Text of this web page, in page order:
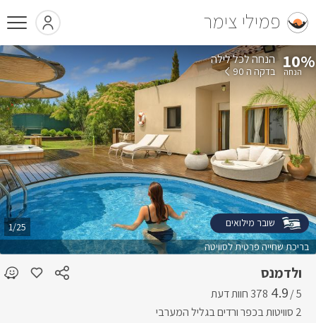
פמילי צימר
ולדמנס
5 /
4.9
2 סוויטות בכפר ורדים בגליל המערבי
בריכת שחייה פרטית לסוויטה
1/25
10% הנחה לכל לילה
בדקה ה 90
שובר מילואים